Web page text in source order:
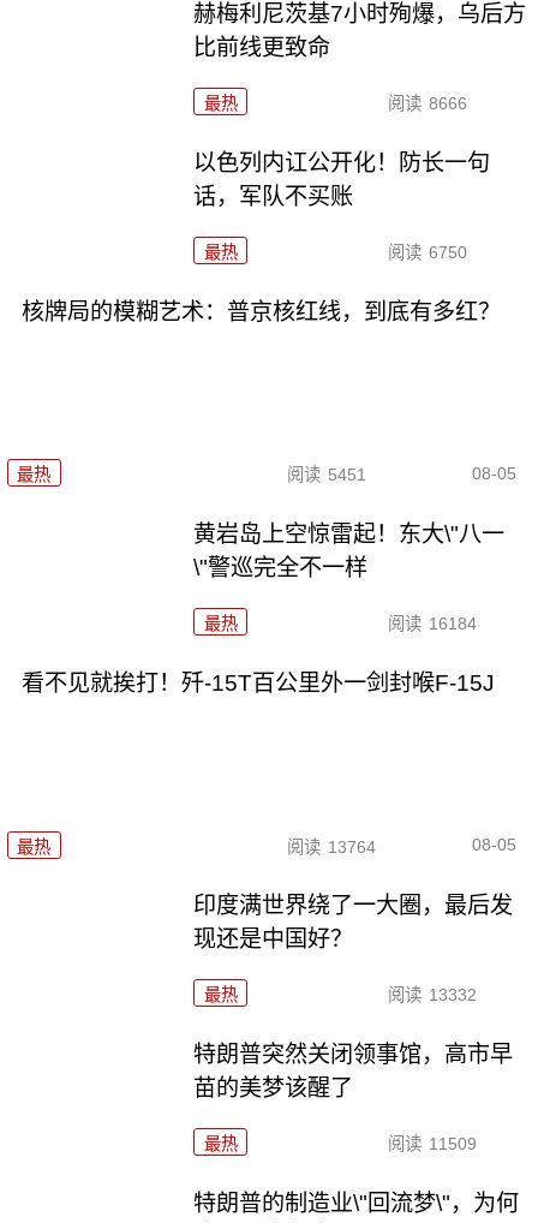
赫梅利尼茨基7小时殉爆，乌后方
比前线更致命
最热 阅读 8666
以色列内讧公开化！防长一句
话，军队不买账
最热 阅读 6750
核牌局的模糊艺术：普京核红线，到底有多红？
最热 阅读 5451 08-05
黄岩岛上空惊雷起！东大\"八一
\"警巡完全不一样
最热 阅读 16184
看不见就挨打！歼-15T百公里外一剑封喉F-15J
最热 阅读 13764 08-05
印度满世界绕了一大圈，最后发
现还是中国好？
最热 阅读 13332
特朗普突然关闭领事馆，高市早
苗的美梦该醒了
最热 阅读 11509
特朗普的制造业\"回流梦\"，为何